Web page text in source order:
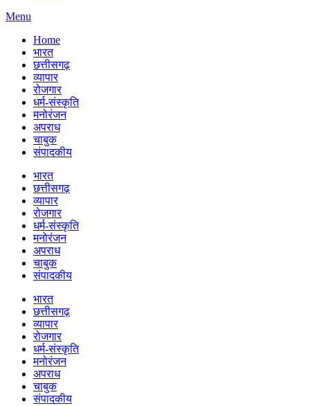
Menu
Home
भारत
छत्तीसगढ़
व्यापार
रोजगार
धर्म-संस्कृति
मनोरंजन
अपराध
चाबुक
संपादकीय
भारत
छत्तीसगढ़
व्यापार
रोजगार
धर्म-संस्कृति
मनोरंजन
अपराध
चाबुक
संपादकीय
भारत
छत्तीसगढ़
व्यापार
रोजगार
धर्म-संस्कृति
मनोरंजन
अपराध
चाबुक
संपादकीय